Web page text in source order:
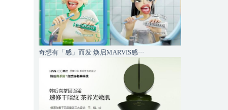
奇想有「感」而发 焕启MARVIS感···